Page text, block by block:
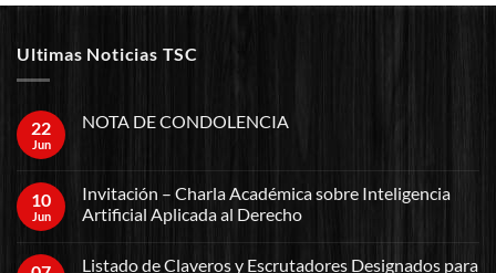
Ultimas Noticias TSC
22
Jun
NOTA DE CONDOLENCIA
10
Jun
Invitación – Charla Académica sobre Inteligencia
Artificial Aplicada al Derecho
Listado de Claveros y Escrutadores Designados para